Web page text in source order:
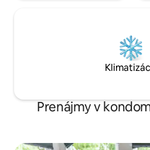
Prenájmy v